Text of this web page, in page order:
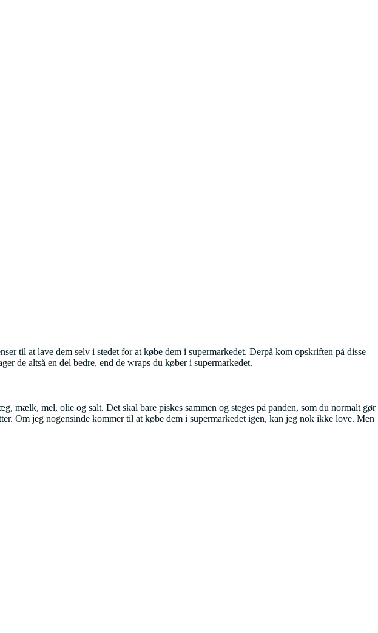
til at lave dem selv i stedet for at købe dem i supermarkedet. Derpå kom opskriften på disse
de altså en del bedre, end de wraps du køber i supermarkedet.
mælk, mel, olie og salt. Det skal bare piskes sammen og steges på panden, som du normalt gør
Om jeg nogensinde kommer til at købe dem i supermarkedet igen, kan jeg nok ikke love. Men